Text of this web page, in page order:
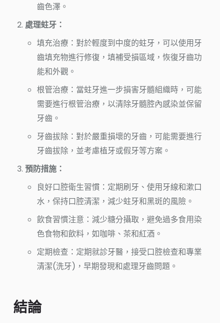
齒色澤。
處理蛀牙：
填充治療：對於輕度到中度的蛀牙，可以使用牙
齒填充物進行修復，填補受損區域，恢復牙齒功
能和外觀。
根管治療：當蛀牙進一步損害牙髓組織時，可能
需要進行根管治療，以清除牙髓腔內感染並保留
牙齒。
牙齒拔除：對於嚴重損壞的牙齒，可能需要進行
牙齒拔除，並考慮植牙或假牙等方案。
預防措施：
良好口腔衛生習慣：定期刷牙、使用牙線和漱口
水，保持口腔清潔，減少蛀牙和黑斑的風險。
飲食習慣注意：減少糖分攝取，避免過多食用染
色食物和飲料，如咖啡、茶和紅酒。
定期檢查：定期就診牙醫，接受口腔檢查和專業
清潔(洗牙)，早期發現和處理牙齒問題。
結論